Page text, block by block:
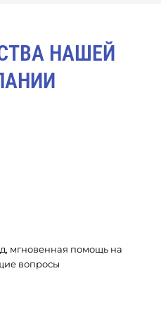
НАШЕЙ
мгновенная помощь на
вопросы